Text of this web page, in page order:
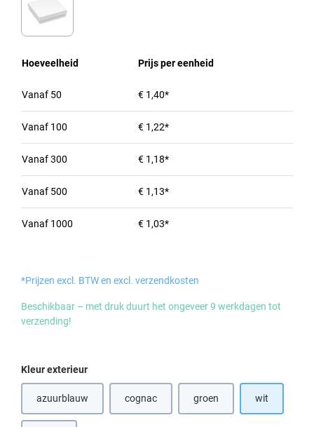
Hoeveelheid Prijs per eenheid
Vanaf 50 € 1,40*
Vanaf 100 € 1,22*
Vanaf300 € 1,18*
Vanaf 500 € 1,13*
Vanaf 1000 € 1,03*
*Prijzen excl. BTW en excl. verzendkosten
Beschikbaar – met druk duurt het ongeveer 9 werkdagen tot
verzending!
Selecteer
Kleur exterieur
azuurblauw cognac(Deze optie is momenteel niet beschikbaar.)
groen wit